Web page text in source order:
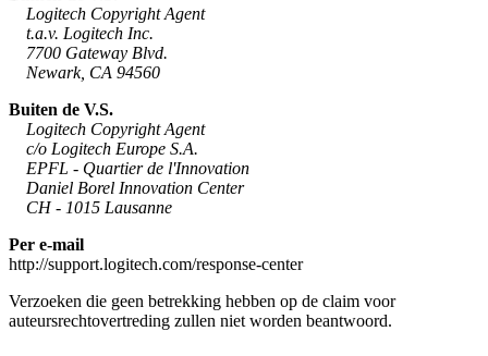
Logitech Copyright Agent
t.a.v. Logitech Inc.
7700 Gateway Blvd.
Newark, CA 94560
Buiten de V.S.
Logitech Copyright Agent
c/o Logitech Europe S.A.
EPFL - Quartier de l'Innovation
Daniel Borel Innovation Center
CH - 1015 Lausanne
Per e-mail
http://support.logitech.com/response-center
Verzoeken die geen betrekking hebben op de claim voor
auteursrechtovertreding zullen niet worden beantwoord.